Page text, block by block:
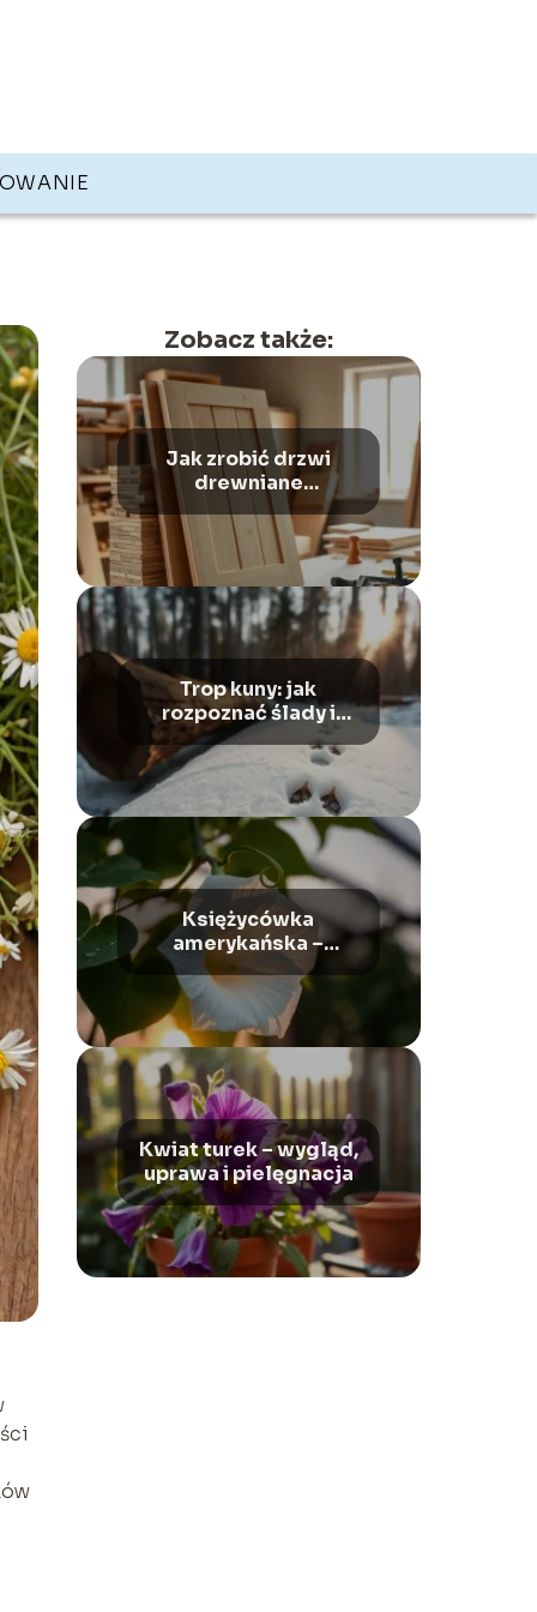
Zobacz także:
Jak zrobić drzwi
drewniane
zewnętrzne?
Poradnik krok po
kroku
Trop kuny: jak
rozpoznać ślady i
gdzie występują?
Księżycówka
amerykańska –
wygląd, uprawa,
pielęgnacja
Kwiat turek – wygląd,
uprawa i pielęgnacja